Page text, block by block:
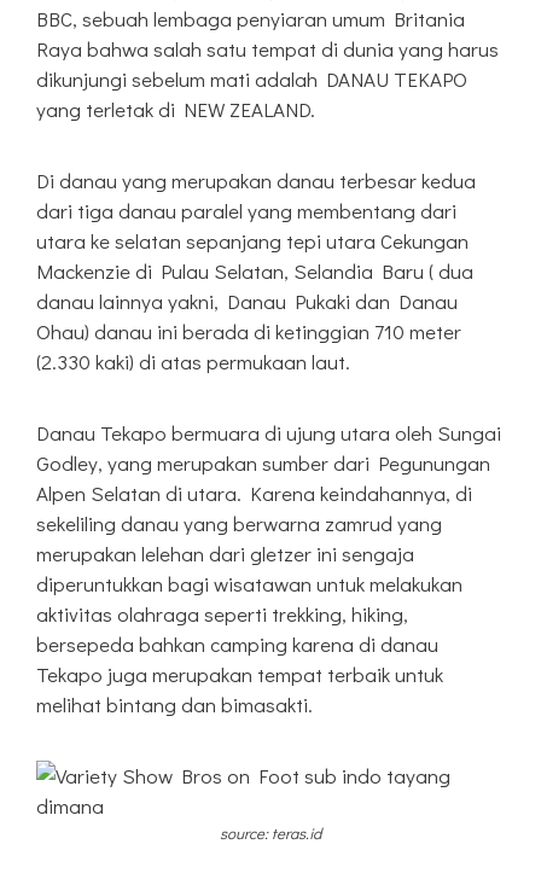
BBC, sebuah lembaga penyiaran umum Britania
Raya bahwa salah satu tempat di dunia yang harus
dikunjungi sebelum mati adalah DANAU TEKAPO
yang terletak di NEW ZEALAND.
Di danau yang merupakan danau terbesar kedua
dari tiga danau paralel yang membentang dari
utara ke selatan sepanjang tepi utara Cekungan
Mackenzie di Pulau Selatan, Selandia Baru ( dua
danau lainnya yakni, Danau Pukaki dan Danau
Ohau) danau ini berada di ketinggian 710 meter
(2.330 kaki) di atas permukaan laut.
Danau Tekapo bermuara di ujung utara oleh Sungai
Godley, yang merupakan sumber dari Pegunungan
Alpen Selatan di utara. Karena keindahannya, di
sekeliling danau yang berwarna zamrud yang
merupakan lelehan dari gletzer ini sengaja
diperuntukkan bagi wisatawan untuk melakukan
aktivitas olahraga seperti trekking, hiking,
bersepeda bahkan camping karena di danau
Tekapo juga merupakan tempat terbaik untuk
melihat bintang dan bimasakti.
source: teras.id